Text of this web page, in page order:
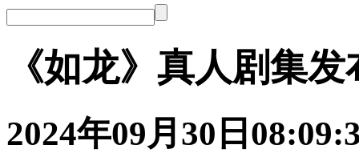
《如龙》真人剧集
2024年09月30日